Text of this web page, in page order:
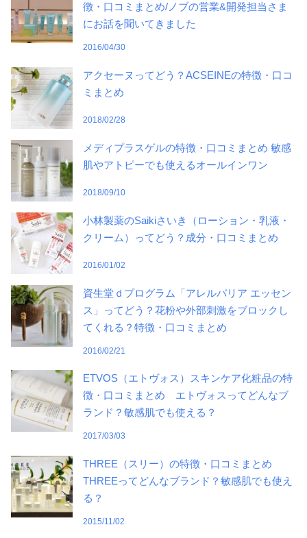
徴・口コミまとめ/ノブの営業&開発担当さま
にお話を聞いてきました
2016/04/30
アクセーヌってどう？ACSEINEの特徴・口コ
ミまとめ
2018/02/28
メディプラスゲルの特徴・口コミまとめ 敏感
肌やアトピーでも使えるオールインワン
2018/09/10
小林製薬のSaikiさいき（ローション・乳液・
クリーム）ってどう？成分・口コミまとめ
2016/01/02
資生堂ｄプログラム「アレルバリア エッセン
ス」ってどう？花粉や外部刺激をブロックし
てくれる？特徴・口コミまとめ
2016/02/21
ETVOS（エトヴォス）スキンケア化粧品の特
徴・口コミまとめ エトヴォスってどんなブ
ランド？敏感肌でも使える？
2017/03/03
THREE（スリー）の特徴・口コミまとめ
THREEってどんなブランド？敏感肌でも使え
る？
2015/11/02